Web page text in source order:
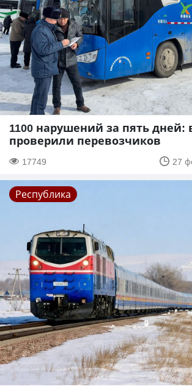
1100 нарушений за пять дней:
проверили перевозчиков
17749 27
Республика